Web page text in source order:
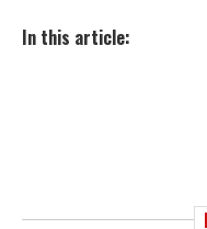
In this article: